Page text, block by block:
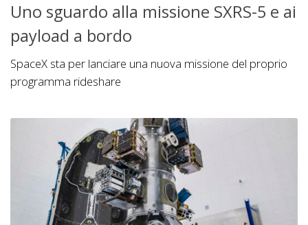
Uno sguardo alla missione SXRS-5 e ai
payload a bordo
SpaceX sta per lanciare una nuova missione del proprio
programma rideshare